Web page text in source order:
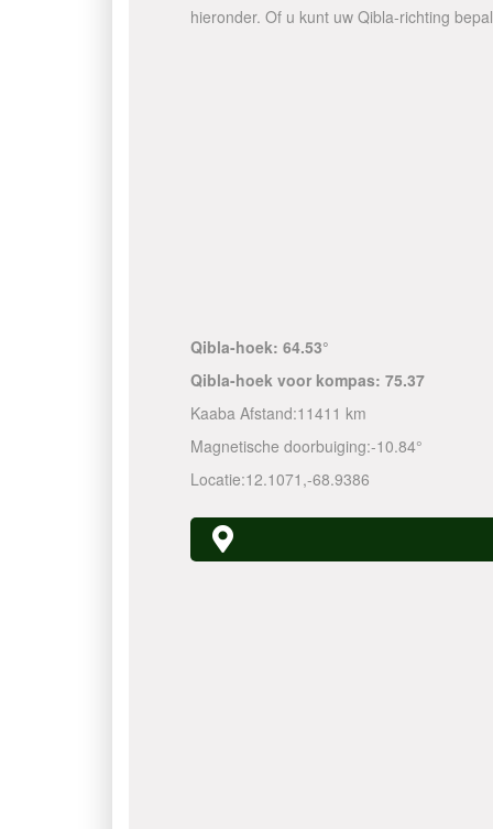
hieronder. Of u kunt uw Qibla-richting
Qibla-hoek: 64.53°
Qibla-hoek voor kompas: 75.37
Kaaba Afstand:11411 km
Magnetische doorbuiging:-10.84°
Locatie:12.1071 ,-68.9386